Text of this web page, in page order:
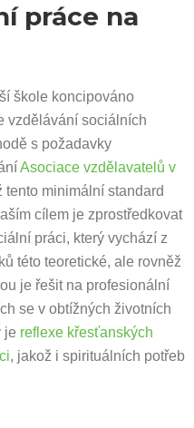
práce na
škole koncipováno
vzdělávání sociálních
s požadavky
Asociace vzdělavatelů v
tento minimální standard
cílem je zprostředkovat
práci, který vychází z
této teoretické, ale rovněž
je řešit na profesionální
se v obtížných životních
je reflexe křesťanských
, jakož i spirituálních potřeb